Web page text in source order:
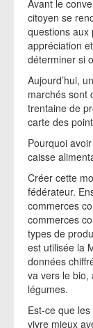
Avant le
citoyen se
questions aux
appréciation
déterminer si
Aujourd’hui,
marchés sont
trentaine de
carte des
Pourquoi
caisse
Créer cette
fédérateur.
commerces
commerces
types de
est utilisée la
données
va vers le bio,
légumes.
Est-ce que
vivre mieux